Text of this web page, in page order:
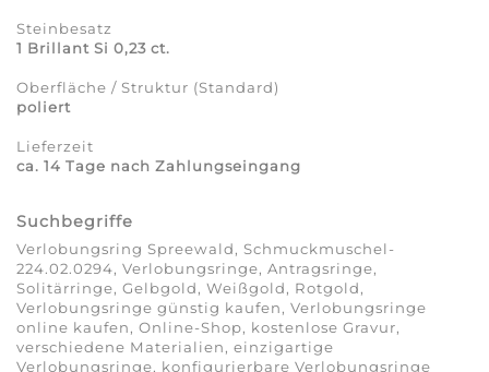
Steinbesatz
1 Brillant Si 0,23 ct.
Oberfläche / Struktur (Standard)
poliert
Lieferzeit
ca. 14 Tage nach Zahlungseingang
Suchbegriffe
Verlobungsring Spreewald, Schmuckmuschel-
224.02.0294, Verlobungsringe, Antragsringe,
Solitärringe, Gelbgold, Weißgold, Rotgold,
Verlobungsringe günstig kaufen, Verlobungsringe
online kaufen, Online-Shop, kostenlose Gravur,
verschiedene Materialien, einzigartige
Verlobungsringe, konfigurierbare Verlobungsringe